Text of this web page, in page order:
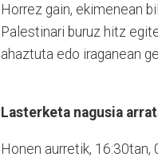
Horrez gain, ekimenean
Palestinari buruz hitz
ahaztuta edo iraganean
Lasterketa nagusia
Honen aurretik,